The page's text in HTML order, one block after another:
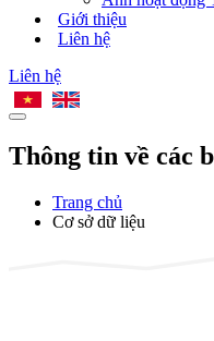
Giới thiệu
Liên hệ
Liên hệ
Thông tin về các
Trang chủ
Cơ sở dữ liệu